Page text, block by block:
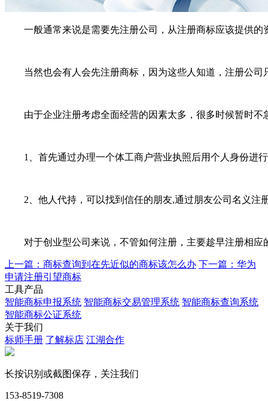
一般通常来说是需要先注册公司，从注册商标应该提供的
当然也会有人会先注册商标，因为这些人知道，注册公司
由于企业注册考虑全面经营的因素太多，很多时候暂时不
1、首先通过办理一个体工商户营业执照后用个人身份进行
2、他人代持，可以找到信任的朋友,通过朋友公司名义注
对于创业型公司来说，不管如何注册，主要趁早注册相应
上一篇：商标查询到在先近似的商标该怎么办 下一篇：华为
申请注册引望商标
工具产品
智能商标申报系统 智能商标交易管理系统 智能商标查询系统
智能商标公证系统
关于我们
标师手册 了解标店 江湖合作
长按识别或截图保存，关注我们
153-8519-7308